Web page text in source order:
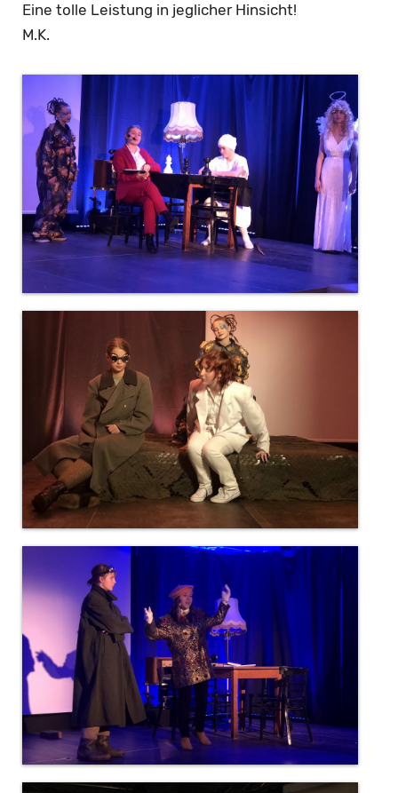
Eine tolle Leis­tung in jeg­li­cher Hin­sicht!
M.K.